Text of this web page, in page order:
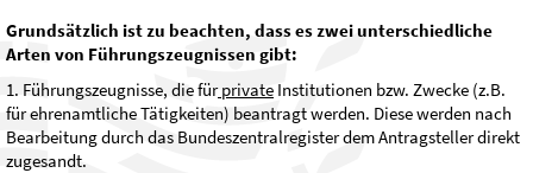
Grundsätzlich ist zu beachten, dass es zwei unterschiedliche
Arten von Führungszeugnissen gibt:
1. Führungszeugnisse, die fürprivate Institutionen bzw. Zwecke (z.B.
für ehrenamtliche Tätigkeiten) beantragt werden. Diese werden nach
Bearbeitung durch das Bundeszentralregister dem Antragsteller direkt
zugesandt.